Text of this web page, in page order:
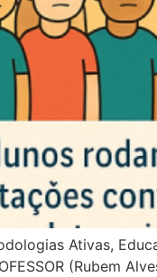
Ativas,
(Rubem